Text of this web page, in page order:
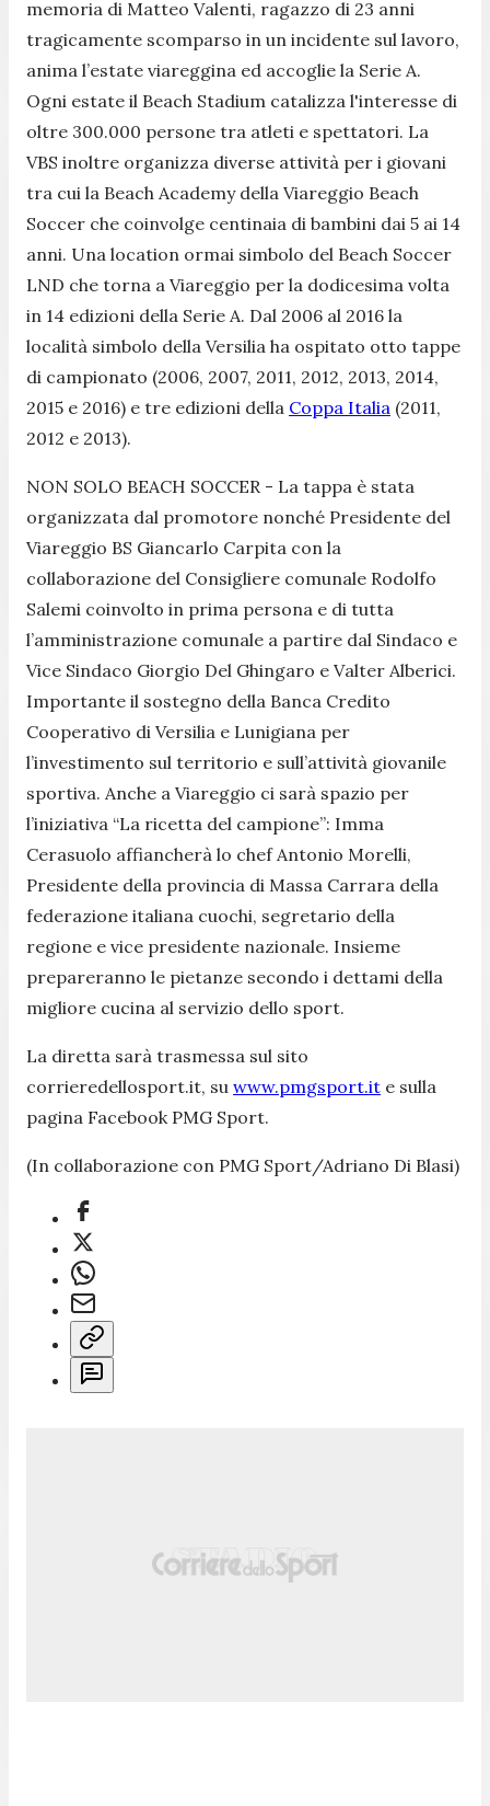
memoria di Matteo Valenti, ragazzo di 23 anni
tragicamente scomparso in un incidente sul lavoro,
anima l’estate viareggina ed accoglie la Serie A.
Ogni estate il Beach Stadium catalizza l'interesse di
oltre 300.000 persone tra atleti e spettatori. La
VBS inoltre organizza diverse attività per i giovani
tra cui la Beach Academy della Viareggio Beach
Soccer che coinvolge centinaia di bambini dai 5 ai 14
anni. Una location ormai simbolo del Beach Soccer
LND che torna a Viareggio per la dodicesima volta
in 14 edizioni della Serie A. Dal 2006 al 2016 la
località simbolo della Versilia ha ospitato otto tappe
di campionato (2006, 2007, 2011, 2012, 2013, 2014,
2015 e 2016) e tre edizioni della Coppa Italia (2011,
2012 e 2013).
NON SOLO BEACH SOCCER - La tappa è stata
organizzata dal promotore nonché Presidente del
Viareggio BS Giancarlo Carpita con la
collaborazione del Consigliere comunale Rodolfo
Salemi coinvolto in prima persona e di tutta
l’amministrazione comunale a partire dal Sindaco e
Vice Sindaco Giorgio Del Ghingaro e Valter Alberici.
Importante il sostegno della Banca Credito
Cooperativo di Versilia e Lunigiana per
l’investimento sul territorio e sull’attività giovanile
sportiva. Anche a Viareggio ci sarà spazio per
l’iniziativa “La ricetta del campione”: Imma
Cerasuolo affiancherà lo chef Antonio Morelli,
Presidente della provincia di Massa Carrara della
federazione italiana cuochi, segretario della
regione e vice presidente nazionale. Insieme
prepareranno le pietanze secondo i dettami della
migliore cucina al servizio dello sport.
La diretta sarà trasmessa sul sito
corrieredellosport.it, su www.pmgsport.it e sulla
pagina Facebook PMG Sport.
(In collaborazione con PMG Sport/Adriano Di Blasi)